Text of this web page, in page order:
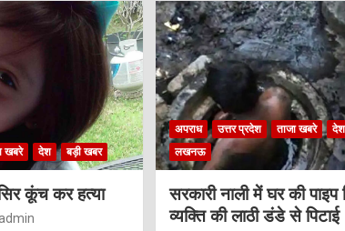
खबरे देश बड़ी खबर
कूंच कर हत्या
admin
अपराध उत्तर प्रदेश ताजा खबरे देश
लखनऊ
सरकारी नाली में घर की पाइप
व्यक्ति की लाठी डंडे से पिटाई